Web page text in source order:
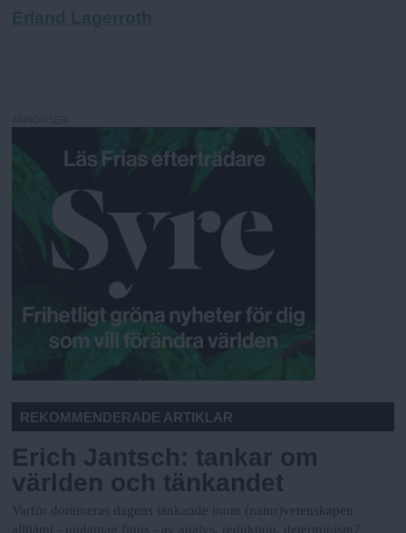
Erland Lagerroth
REKOMMENDERADE ARTIKLAR
Erich Jantsch: tankar om
världen och tänkandet
Varför domineras dagens tänkande inom (natur)vetenskapen
alltjämt - undantag finns - av analys, reduktion, determinism?